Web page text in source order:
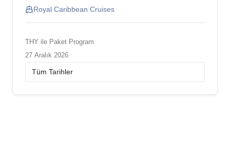
Royal Caribbean Cruises
THY ile Paket Program
27 Aralık 2026